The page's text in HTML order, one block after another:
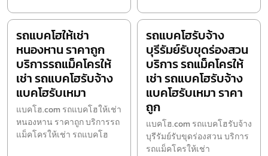
รถแบคโฮให้เช่า
หนองหาน ราคาถูก
บริการรถแม็คโครให้
เช่า รถแบคโฮรับจ้าง
แบคโฮรับเหมา
แบคโฮ.com รถแบคโฮให้เช่า
หนองหาน ราคาถูก บริการรถ
แม็คโครให้เช่า รถแบคโฮ
รถแบคโฮรับจ้าง
บุรีรัมย์รับขุดร่องสวน
บริการ รถแม็คโครให้
เช่า รถแบคโฮรับจ้าง
แบคโฮรับเหมา ราคา
ถูก
แบคโฮ.com รถแบคโฮรับจ้าง
บุรีรัมย์รับขุดร่องสวน บริการ
รถแม็คโครให้เช่า